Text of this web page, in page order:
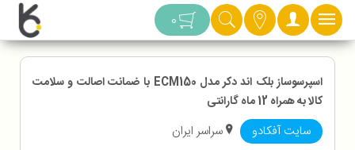
دسته بندی 0
اسپرسوساز بلک اند دکر مدل ECM150 با ضمانت اصالت و سلامت
کالا به همراه 12 ماه گارانتی
سایت آفکادو سراسر ایران